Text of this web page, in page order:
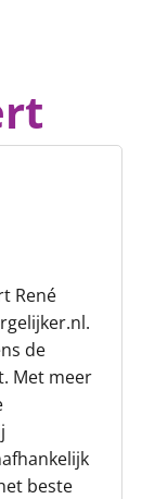
René
.
de
Met meer
beste